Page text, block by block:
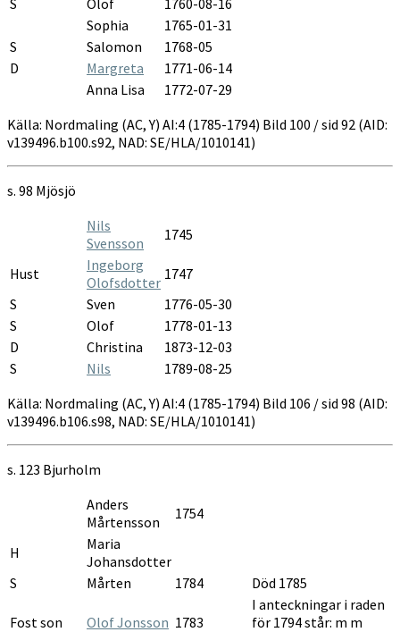
Sophia
1765-01-31
S
Salomon
1768-05
D
Margreta
1771-06-14
Anna Lisa
1772-07-29
Källa: Nordmaling (AC, Y) AI:4 (1785-1794) Bild 100 / sid 92 (AID:
v139496.b100.s92, NAD: SE/HLA/1010141)
s. 98 Mjösjö
Nils
Svensson
1745
Hust
Ingeborg
Olofsdotter 1747
S
Sven
1776-05-30
S
Olof
1778-01-13
D
Christina
1873-12-03
S
Nils
1789-08-25
Källa: Nordmaling (AC, Y) AI:4 (1785-1794) Bild 106 / sid 98 (AID:
v139496.b106.s98, NAD: SE/HLA/1010141)
s. 123 Bjurholm
Anders
Mårtensson
1754
H
Maria
Johansdotter
S
Mårten 1784 Död 1785
Fost son Olof Jonsson 1783
I anteckningar i raden
för 1794 står: m m